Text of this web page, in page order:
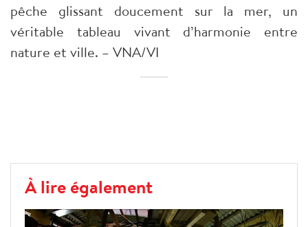
pêche glissant doucement sur la mer, un
véritable tableau vivant d’harmonie entre
nature et ville. – VNA/VI
À lire également